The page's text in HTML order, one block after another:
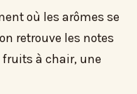
où les arômes se
retrouve les notes
à chair, une